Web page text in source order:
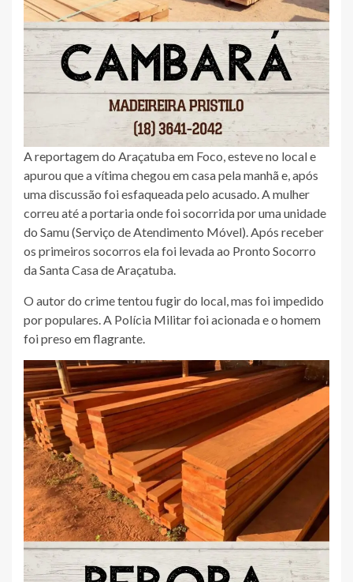
A reportagem do Araçatuba em Foco, esteve no local e
apurou que a vítima chegou em casa pela manhã e, após
uma discussão foi esfaqueada pelo acusado. A mulher
correu até a portaria onde foi socorrida por uma unidade
do Samu (Serviço de Atendimento Móvel). Após receber
os primeiros socorros ela foi levada ao Pronto Socorro
da Santa Casa de Araçatuba.
O autor do crime tentou fugir do local, mas foi impedido
por populares. A Polícia Militar foi acionada e o homem
foi preso em flagrante.